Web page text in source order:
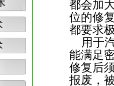
都会加
位的修
都要求
用于汽
能满足
修复后
报废，